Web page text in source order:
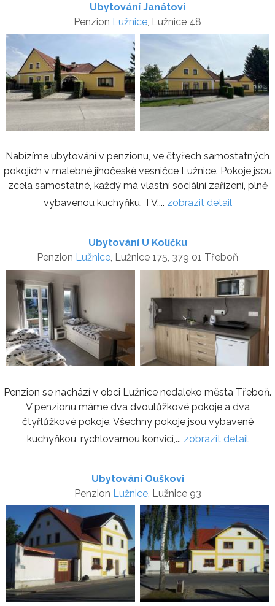
Ubytování Janátovi
Penzion Lužnice, Lužnice 48
Nabízíme ubytování v penzionu, ve čtyřech samostatných
pokojích v malebné jihočeské vesničce Lužnice. Pokoje jsou
zcela samostatné, každý má vlastní sociální zařízení, plně
vybavenou kuchyňku, TV,... zobrazit detail
Ubytování U Kolíčku
Penzion Lužnice, Lužnice 175, 379 01 Třeboň
Penzion se nachází v obci Lužnice nedaleko města Třeboň.
V penzionu máme dva dvoulůžkové pokoje a dva
čtyřlůžkové pokoje. Všechny pokoje jsou vybavené
kuchyňkou, rychlovarnou konvicí,... zobrazit detail
Ubytování Ouškovi
Penzion Lužnice, Lužnice 93